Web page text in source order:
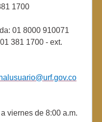
1700
01 8000 910071
381 1700 - ext.
viernes de 8:00 a.m.